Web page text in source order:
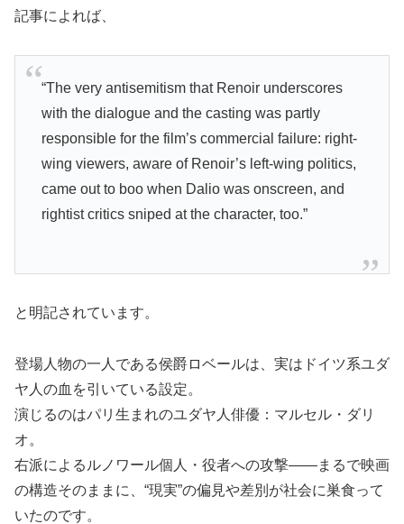
記事によれば、
“The very antisemitism that Renoir underscores
with the dialogue and the casting was partly
responsible for the film’s commercial failure: right-
wing viewers, aware of Renoir’s left-wing politics,
came out to boo when Dalio was onscreen, and
rightist critics sniped at the character, too.”
と明記されています。
登場人物の一人である侯爵ロベールは、実はドイツ系ユダ
ヤ人の血を引いている設定。
演じるのはパリ生まれのユダヤ人俳優：マルセル・ダリ
オ。
右派によるルノワール個人・役者への攻撃――まるで映画
の構造そのままに、“現実”の偏見や差別が社会に巣食って
いたのです。